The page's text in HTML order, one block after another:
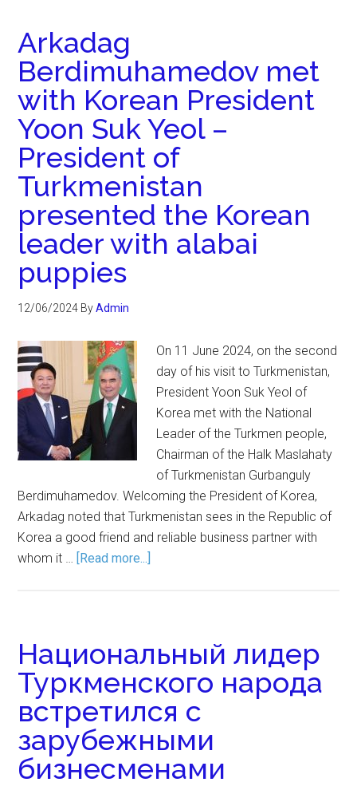
Arkadag
Berdimuhamedov met
with Korean President
Yoon Suk Yeol –
President of
Turkmenistan
presented the Korean
leader with alabai
puppies
12/06/2024 ByAdmin
On 11 June 2024, on the second
day of his visit to Turkmenistan,
President Yoon Suk Yeol of
Korea met with the National
Leader of the Turkmen people,
Chairman of the Halk Maslahaty
of Turkmenistan Gurbanguly
Berdimuhamedov. Welcoming the President of Korea,
Arkadag noted that Turkmenistan sees in the Republic of
Korea a good friend and reliable business partner with
whom it … [Read more...]
Национальный лидер
Туркменского народа
встретился с
зарубежными
бизнесменами